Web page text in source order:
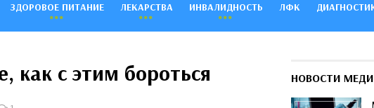
ЗДОРОВОЕ ПИТАНИЕ ЛЕКАРСТВА ИНВАЛИДНОСТЬ ЛФК
как с этим бороться НОВОСТИ